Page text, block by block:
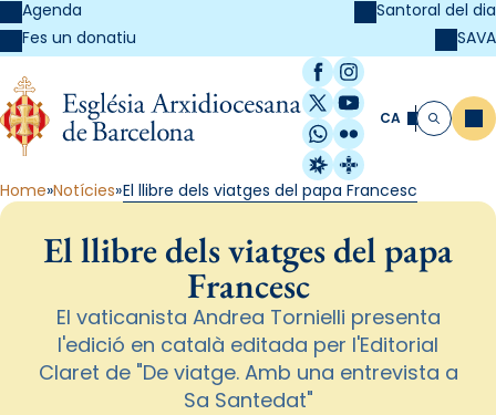
Agenda
Fes un donatiu
Santoral del dia
SAVA
Facebook
Instagram
X / Twitter
YouTube
WhatsApp
Flickr
Radio Estel
Catalunya
CA Cerca
Home Notícies El llibre dels viatges del papa Francesc
El llibre dels viatges del papa
Francesc
El vaticanista Andrea Tornielli presenta
l'edició en català editada per l'Editorial
Claret de "De viatge. Amb una entrevista a
Sa Santedat"